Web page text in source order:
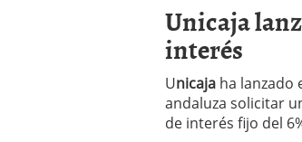
de
de
Unicaja
interés
Unicaja ha lanzado
andaluza solicitar
de interés fijo del